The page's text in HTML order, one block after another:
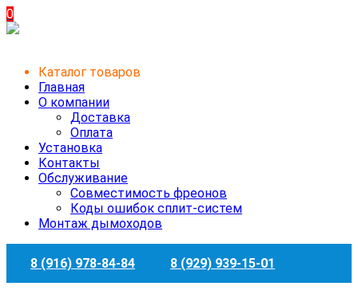
0
Каталог товаров
Главная
О компании
Доставка
Оплата
Установка
Контакты
Обслуживание
Совместимость фреонов
Коды ошибок сплит-систем
Монтаж дымоходов
8 (916) 978-84-84 8 (929) 939-15-01